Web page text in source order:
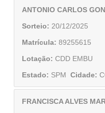
ANTONIO CARLOS
Sorteio: 20/12/2025
Matrícula: 89255615
Lotação: CDD EMBU
Estado: SPM Cidade:
FRANCISCA ALVES